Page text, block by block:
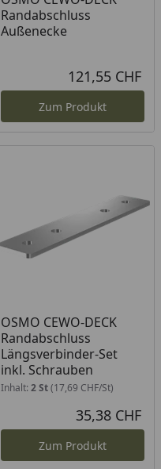
Randabschluss
Außenecke
121,55 CHF
Zum Produkt
OSMO CEWO-DECK
Randabschluss
Längsverbinder-Set
inkl. Schrauben
Inhalt: 2 St(17,69 CHF/St)
35,38 CHF
Zum Produkt